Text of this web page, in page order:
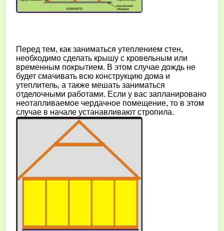
Перед тем, как заниматься утеплением стен,
необходимо сделать крышу с кровельным или
временным покрытием. В этом случае дождь не
будет смачивать всю конструкцию дома и
утеплитель, а также мешать заниматься
отделочными работами. Если у вас запланировано
неотапливаемое чердачное помещение, то в этом
случае в начале устанавливают стропила.